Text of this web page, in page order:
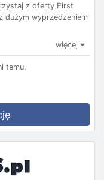
z oferty First
dużym wyprzedzeniem
więcej
temu.